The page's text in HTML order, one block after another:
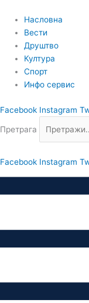
садржај
Насловна
Вести
Друштво
Култура
Спорт
Инфо сервис
Facebook Instagram
Претрага
Facebook Instagram